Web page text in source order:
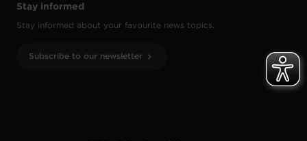
Stay informed
Stay informed about your favourite news topics.
Subscribe to our newsletter